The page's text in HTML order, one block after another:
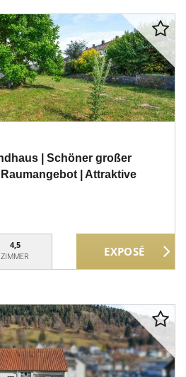
| Schöner großer
| Attraktive
4,5
ZIMMER